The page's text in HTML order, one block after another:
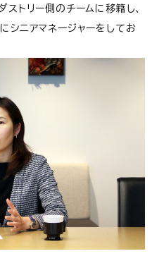
トリー側のチームに移籍し、
シニアマネージャーをしてお